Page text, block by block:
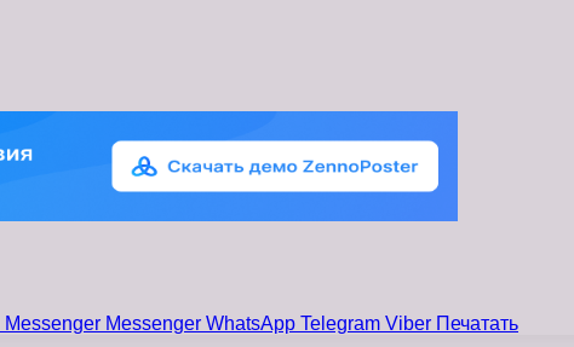
Messenger Messenger WhatsApp Telegram Viber Печатать